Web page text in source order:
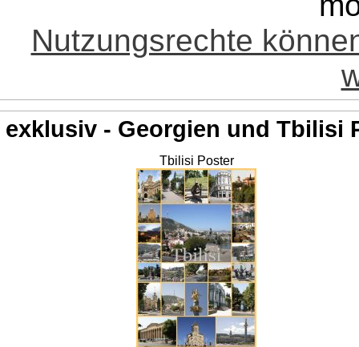
Nutzungsrechte
exklusiv - Georgien und Tbilisi
Tbilisi Poster